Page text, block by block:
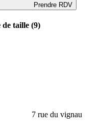
Prendre RDV
de taille (9)
7 rue du vignau